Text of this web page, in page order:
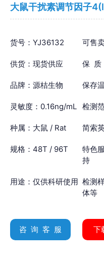
大鼠干扰素调节因子
货号：YJ36132 可售
供货：现货供应 保 质
品牌：源桔生物 保存
灵敏度：0.16ng/mL 检测
种属：大鼠 / Rat 简索
规格：48T / 96T
特色
持
用途：仅供科研使用 检测
体等
咨 询 客 服 下